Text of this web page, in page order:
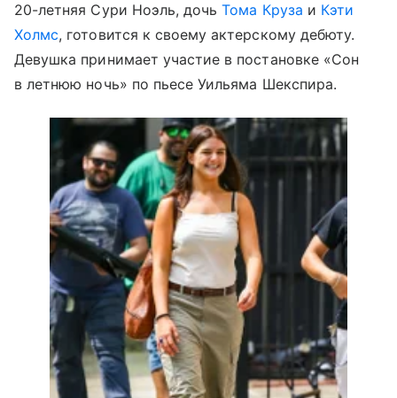
20-летняя Сури Ноэль, дочьТома Круза и Кэти
Холмс, готовится к своему актерскому дебюту.
Девушка принимает участие в постановке «Сон
в летнюю ночь» по пьесе Уильяма Шекспира.